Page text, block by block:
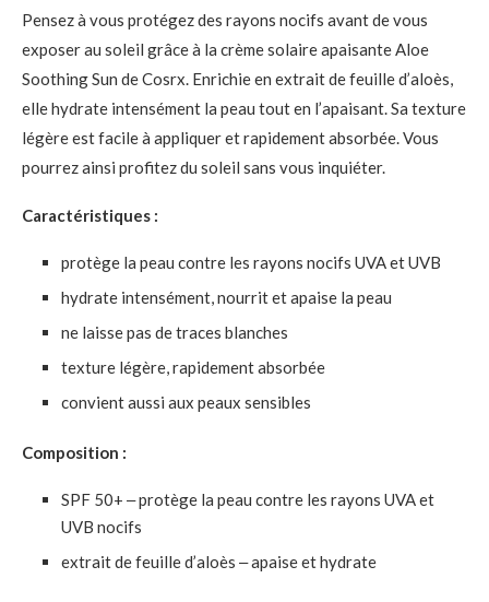
Pensez à vous protégez des rayons nocifs avant de vous
exposer au soleil grâce à la crème solaire apaisante Aloe
Soothing Sun de Cosrx. Enrichie en extrait de feuille d’aloès,
elle hydrate intensément la peau tout en l’apaisant. Sa texture
légère est facile à appliquer et rapidement absorbée. Vous
pourrez ainsi profitez du soleil sans vous inquiéter.
Caractéristiques :
protège la peau contre les rayons nocifs UVA et UVB
hydrate intensément, nourrit et apaise la peau
ne laisse pas de traces blanches
texture légère, rapidement absorbée
convient aussi aux peaux sensibles
Composition :
SPF 50+ ‒ protège la peau contre les rayons UVA et
UVB nocifs
extrait de feuille d’aloès ‒ apaise et hydrate